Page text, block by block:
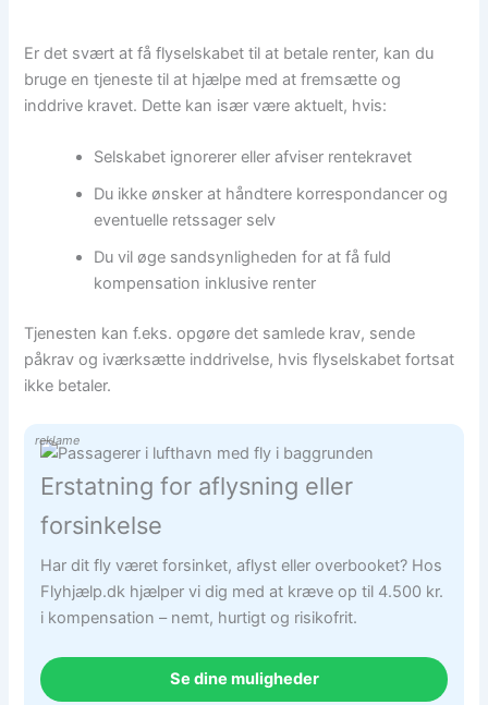
Er det svært at få flyselskabet til at betale renter, kan du
bruge en tjeneste til at hjælpe med at fremsætte og
inddrive kravet. Dette kan især være aktuelt, hvis:
Selskabet ignorerer eller afviser rentekravet
Du ikke ønsker at håndtere korrespondancer og
eventuelle retssager selv
Du vil øge sandsynligheden for at få fuld
kompensation inklusive renter
Tjenesten kan f.eks. opgøre det samlede krav, sende
påkrav og iværksætte inddrivelse, hvis flyselskabet fortsat
ikke betaler.
reklame
Erstatning for aflysning eller
forsinkelse
Har dit fly været forsinket, aflyst eller overbooket? Hos
Flyhjælp.dk hjælper vi dig med at kræve op til 4.500 kr.
i kompensation – nemt, hurtigt og risikofrit.
Se dine muligheder